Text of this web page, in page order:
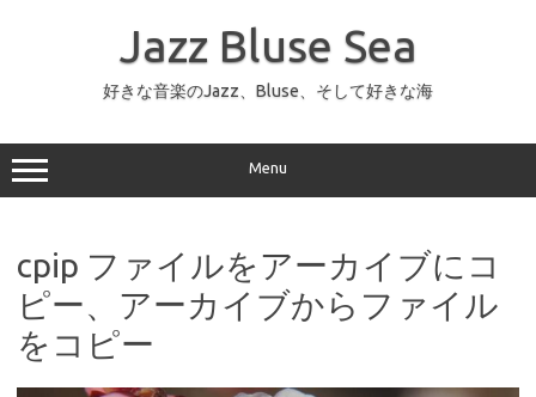
ッ
プ
Jazz Bluse Sea
好きな音楽のJazz、Bluse、そして好きな海
Menu
cpip ファイルをアーカイブにコ
ピー、アーカイブからファイル
をコピー